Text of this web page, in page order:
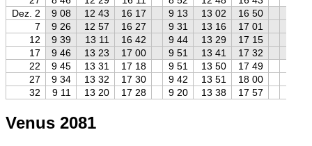
Dez. 2
9 08 12 43 16 17 9 13 13 02 16 50
7
9 26 12 57 16 27 9 31 13 16 17 01
12
9 39 13 11 16 42 9 44 13 29 17 15
17
9 46 13 23 17 00 9 51 13 41 17 32
22
9 45 13 31 17 18 9 51 13 50 17 49
27
9 34 13 32 17 30 9 42 13 51 18 00
32
9 11 13 20 17 28 9 20 13 38 17 57
Venus 2081